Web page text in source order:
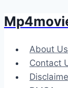
Skip
contentAbout Us
Contact